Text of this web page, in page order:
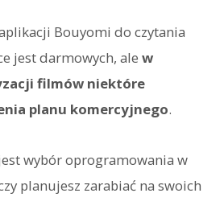
Bouyomi do czytania
jest darmowych, ale w
filmów niektóre
planu komercyjnego.
wybór oprogramowania w
planujesz zarabiać na swoich